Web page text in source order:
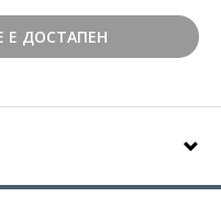
Е ДОСТАПЕН